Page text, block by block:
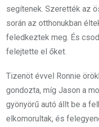
segítenek. Szerették az
során az otthonukban
feledkeztek meg. És
felejtette el őket.
Tizenöt évvel Ronnie
gondozta, míg Jason a
gyönyörű autó állt be a
elkomorultak, és